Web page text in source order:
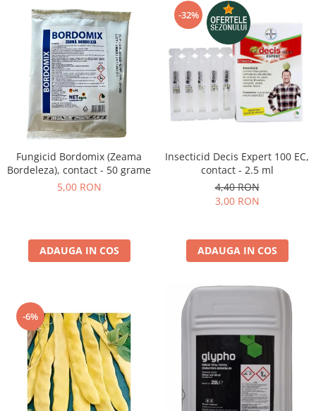
Fungicid Bordomix (Zeama
Bordeleza), contact - 50 grame
5,00 RON
ADAUGA IN COS
-32%
Insecticid Decis Expert 100 EC,
contact - 2.5 ml
4,40 RON
3,00 RON
ADAUGA IN COS
-6%